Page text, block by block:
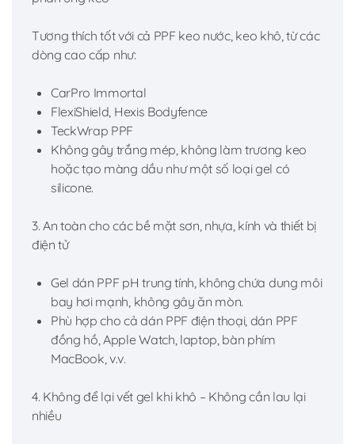
Tương thích tốt với cả PPF keo nước, keo khô, từ các
dòng cao cấp như:
CarPro Immortal
FlexiShield, Hexis Bodyfence
TeckWrap PPF
Không gây trắng mép, không làm trương keo
hoặc tạo màng dầu như một số loại gel có
silicone.
3. An toàn cho các bề mặt sơn, nhựa, kính và thiết bị
điện tử
Gel dán PPF pH trung tính, không chứa dung môi
bay hơi mạnh, không gây ăn mòn.
Phù hợp cho cả dán PPF điện thoại, dán PPF
đồng hồ, Apple Watch, laptop, bàn phím
MacBook, v.v.
4. Không để lại vết gel khi khô – Không cần lau lại
nhiều